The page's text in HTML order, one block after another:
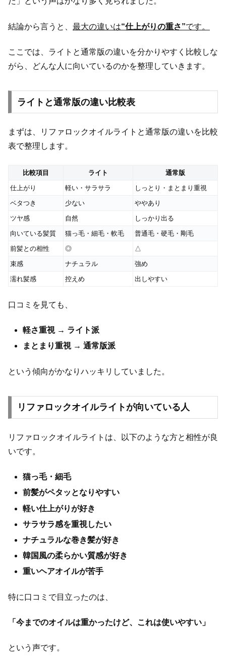
結論から言うと、 最大の違いは“仕上がりの重さ”です。
ここでは、ライトと通常版の違いを分かりやすく比較しな
がら、どんな人に向いているのかを整理していきます。
ライトと通常版の違い比較表
まずは、リファロックオイルライトと通常版の違いを比較
表で整理します。
比較項目 ライト
通常版
仕上がり
軽い・サラサラ
しっとり・まとまり重視
ベタつき
少ない
ややあり
ツヤ感
自然
しっかり出る
向いている髪質
猫っ毛・細毛・軟毛
普通毛・硬毛・剛毛
前髪との相性
◎
△
束感
ナチュラル
強め
濡れ髪感
控えめ 出しやすい
口コミを見ても、
軽さ重視 → ライト派
まとまり重視 → 通常版派
という傾向がかなりハッキリしていました。
リファロックオイルライトが向いている人
リファロックオイルライトは、以下のような方と相性が良
いです。
猫っ毛・細毛
前髪がペタッとなりやすい
軽い仕上がりが好き
サラサラ感を重視したい
ナチュラルな巻き髪が好き
韓国風の柔らかい質感が好き
重いヘアオイルが苦手
特に口コミで目立ったのは、
「今までのオイルは重かったけど、これは使いやすい」
という声です。